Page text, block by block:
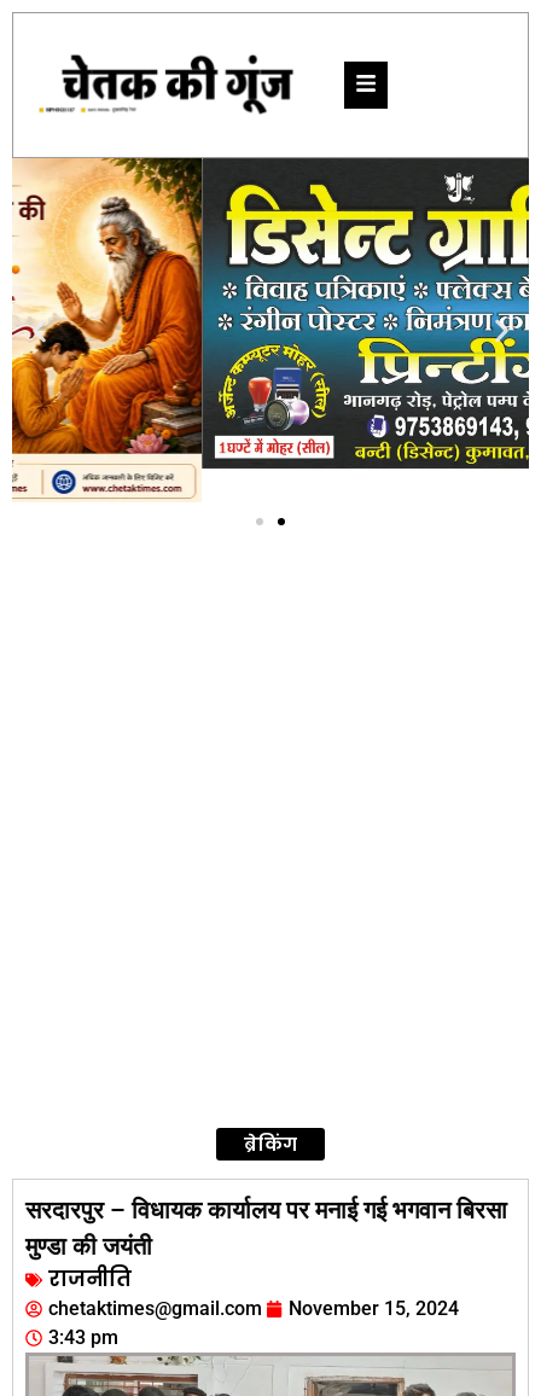
ब्रेकिंग
सरदारपुर – विधायक कार्यालय पर मनाई गई भगवान बिरसा
मुण्डा की जयंती
राजनीति
chetaktimes@gmail.com
November 15, 2024
3:43 pm